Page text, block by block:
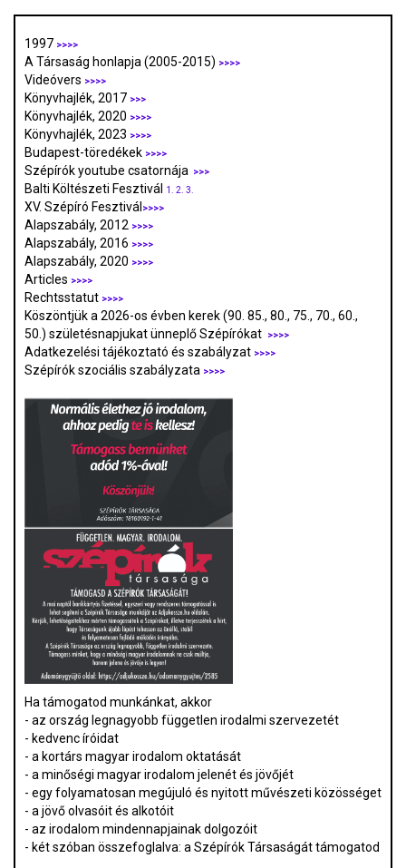
1997 >>>>
A Társaság honlapja (2005-2015) >>>>
Videóvers >>>>
Könyvhajlék, 2017 >>>
Könyvhajlék, 2020 >>>>
Könyvhajlék, 2023 >>>>
Budapest-töredékek >>>>
Szépírók youtube csatornája >>>
Balti Költészeti Fesztivál 1. 2. 3.
XV. Szépíró Fesztivál >>>>
Alapszabály, 2012 >>>>
Alapszabály, 2016 >>>>
Alapszabály, 2020 >>>>
Articles >>>>
Rechtsstatut >>>>
Köszöntjük a 2026-os évben kerek (90. 85., 80., 75., 70., 60.,
50.) születésnapjukat ünneplő Szépírókat
>>>>
Adatkezelési tájékoztató és szabályzat >>>>
Szépírók szociális szabályzata >>>>
Ha támogatod munkánkat, akkor
- az ország legnagyobb független irodalmi szervezetét
- kedvenc íróidat
- a kortárs magyar irodalom oktatását
- a minőségi magyar irodalom jelenét és jövőjét
- egy folyamatosan megújuló és nyitott művészeti közösséget
- a jövő olvasóit és alkotóit
- az irodalom mindennapjainak dolgozóit
- két szóban összefoglalva: a Szépírók Társaságát támogatod